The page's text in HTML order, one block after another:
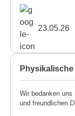
23.05.26
Wir bedanken
und freundlichen